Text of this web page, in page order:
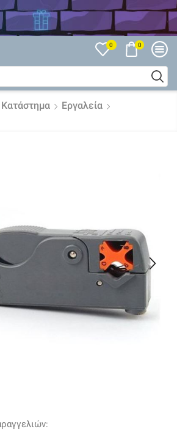
τις Εκπτώσεις
0 0
input
Κατάστημα
Εργαλεία